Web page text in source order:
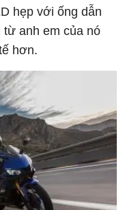
hẹp với ống dẫn
anh em của nó
hơn.